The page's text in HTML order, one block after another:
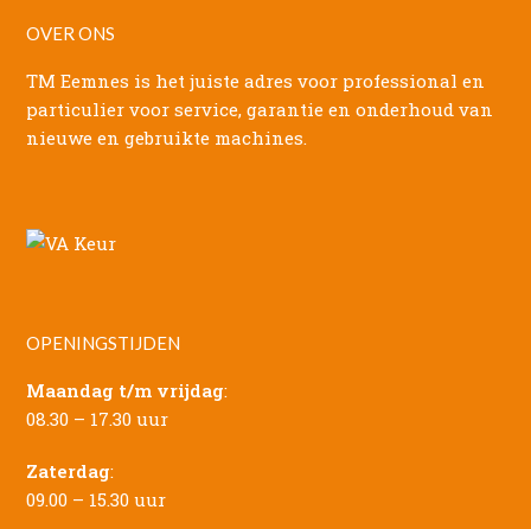
OVER ONS
TM Eemnes is het juiste adres voor professional en
particulier voor service, garantie en onderhoud van
nieuwe en gebruikte machines.
OPENINGSTIJDEN
Maandag t/m vrijdag:
08.30 – 17.30 uur
Zaterdag:
09.00 – 15.30 uur